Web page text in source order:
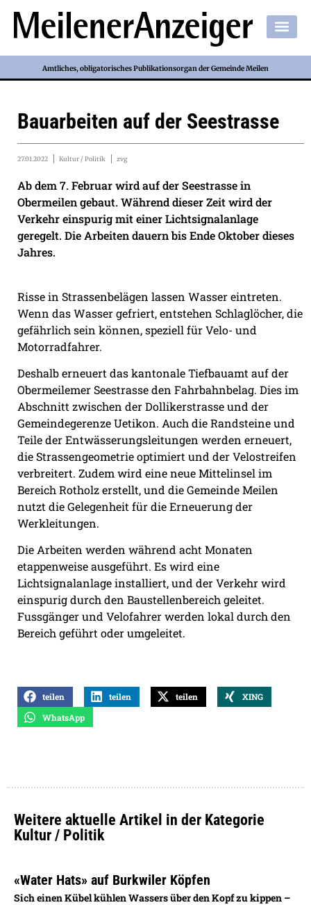
Amtliches, obligatorisches Publikationsorgan der Gemeinde Meilen
Bauarbeiten auf der Seestrasse
27.01.2022 Kultur / Politik zvg
Ab dem 7. Februar wird auf der Seestrasse in
Obermeilen gebaut. Während dieser Zeit wird der
Verkehr einspurig mit einer Lichtsignalanlage
geregelt. Die Arbeiten dauern bis Ende Oktober dieses
Jahres.
Risse in Strassenbelägen lassen Wasser eintreten.
Wenn das Wasser gefriert, entstehen Schlaglöcher, die
gefährlich sein können, speziell für Velo- und
Motorradfahrer.
Deshalb erneuert das kantonale Tiefbauamt auf der
Obermeilemer Seestrasse den Fahrbahnbelag. Dies im
Abschnitt zwischen der Dollikerstrasse und der
Gemeindegerenze Uetikon. Auch die Randsteine und
Teile der Entwässerungsleitungen werden erneuert,
die Strassengeometrie optimiert und der Velostreifen
verbreitert. Zudem wird eine neue Mittelinsel im
Bereich Rotholz erstellt, und die Gemeinde Meilen
nutzt die Gelegenheit für die Erneuerung der
Werkleitungen.
Die Arbeiten werden während acht Monaten
etappenweise ausgeführt. Es wird eine
Lichtsignalanlage installiert, und der Verkehr wird
einspurig durch den Baustellenbereich geleitet.
Fussgänger und Velofahrer werden lokal durch den
Bereich geführt oder umgeleitet.
teilen teilen teilen
XING
WhatsApp
Weitere aktuelle Artikel in der Kategorie
Kultur / Politik
«Water Hats» auf Burkwiler Köpfen
Sich einen Kübel kühlen Wassers über den Kopf zu kippen –